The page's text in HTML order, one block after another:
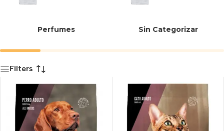
Perfumes Sin Categorizar
Filters